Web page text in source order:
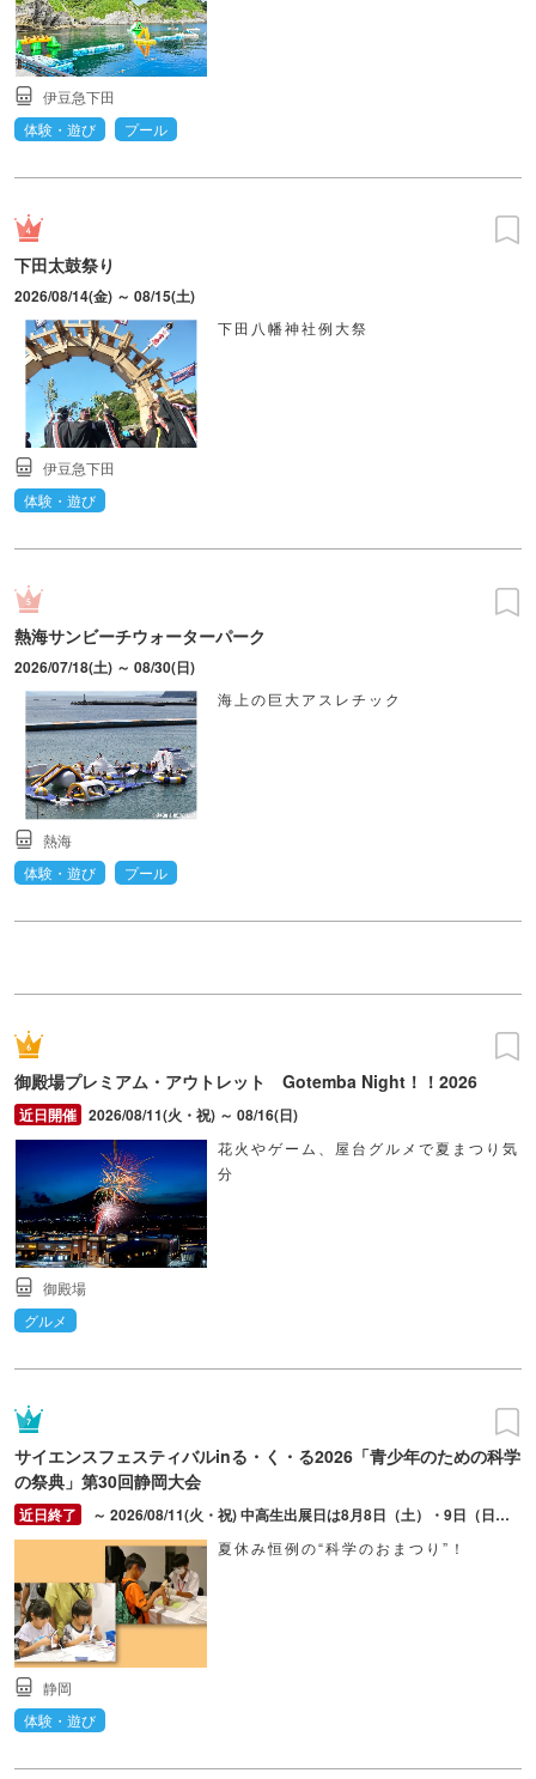
伊豆急下田
体験・遊び
プール
下田太鼓祭り
2026/08/14(金) ～ 08/15(土)
下田八幡神社例大祭
伊豆急下田
体験・遊び
熱海サンビーチウォーターパーク
2026/07/18(土) ～ 08/30(日)
海上の巨大アスレチック
熱海
体験・遊び
プール
御殿場プレミアム・アウトレット Gotemba Night！！2026
2026/08/11(火・祝) ～ 08/16(日)
花火やゲーム、屋台グルメで夏まつり気
分
御殿場
グルメ
サイエンスフェスティバルinる・く・る2026「青少年のための科学
の祭典」第30回静岡大会
～ 2026/08/11(火・祝) 中高生出展日は8月8日（土）・9日（日）、一般出展日は11日（火祝）。8月8日は13:00～15:30受付。時間内であればいつでも体験可能。
夏休み恒例の“科学のおまつり”！
静岡
体験・遊び